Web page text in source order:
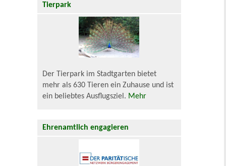
Tierpark
Der Tierpark im Stadtgarten bietet
mehr als 630 Tieren ein Zuhause und ist
ein beliebtes Ausflugsziel. Mehr
Ehrenamtlich engagieren